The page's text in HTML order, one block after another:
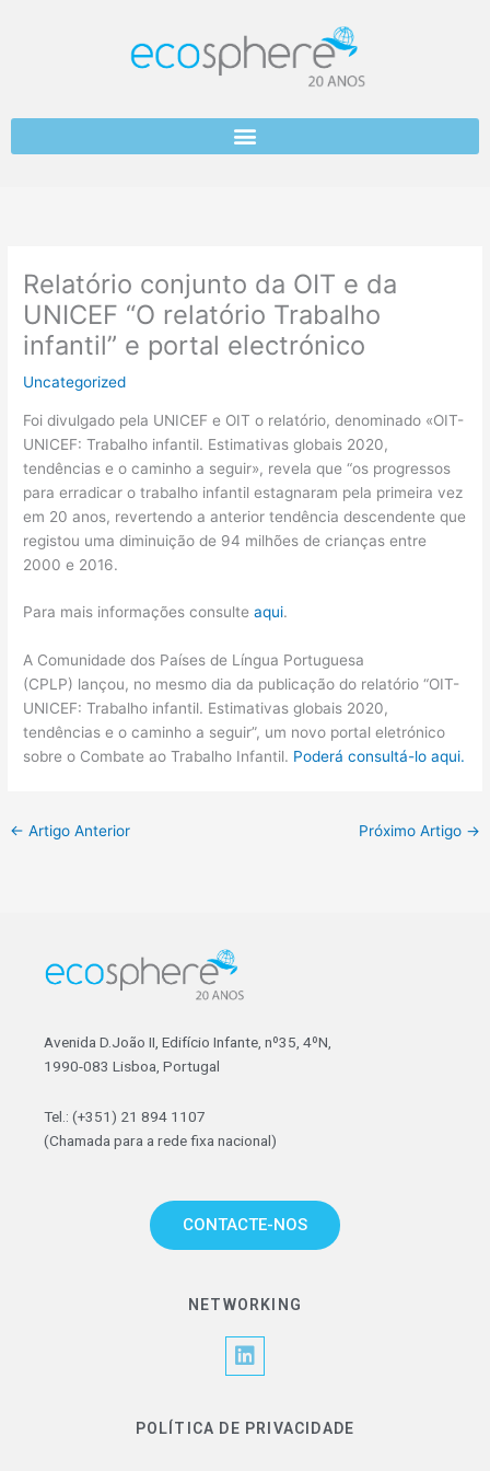
Relatório conjunto da OIT e da
UNICEF “O relatório Trabalho
infantil” e portal electrónico
Uncategorized
Foi divulgado pela UNICEF e OIT o relatório, denominado «OIT-
UNICEF: Trabalho infantil. Estimativas globais 2020,
tendências e o caminho a seguir», revela que “os progressos
para erradicar o trabalho infantil estagnaram pela primeira vez
em 20 anos, revertendo a anterior tendência descendente que
registou uma diminuição de 94 milhões de crianças entre
2000 e 2016.
Para mais informações consulteaqui.
A Comunidade dos Países de Língua Portuguesa
(CPLP) lançou, no mesmo dia da publicação do relatório “OIT-
UNICEF: Trabalho infantil. Estimativas globais 2020,
tendências e o caminho a seguir”, um novo portal eletrónico
sobre o Combate ao Trabalho Infantil. Poderá consultá-lo aqui.
← Artigo Anterior Próximo Artigo →
Avenida D.João II, Edifício Infante, nº35, 4ºN,
1990-083 Lisboa, Portugal
Tel.: (+351) 21 894 1107
(Chamada para a rede fixa nacional)
CONTACTE-NOS
NETWORKING
L
i
e
POLÍTICA DE PRIVACIDADE